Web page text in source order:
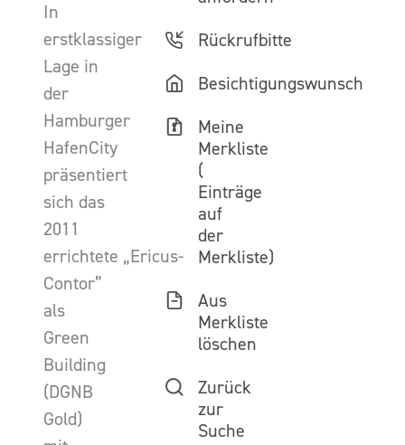
In
erstklassiger
Lage in
der
Hamburger
HafenCity
präsentiert
sich das
2011
errichtete „Ericus-
Contor”
als
Green
Building
(DGNB
Gold)
Rückrufbitte
Besichtigungswunsch
Meine
Merkliste
(
Einträge
auf
der
Merkliste)
Aus
Merkliste
löschen
Zurück
zur
Suche